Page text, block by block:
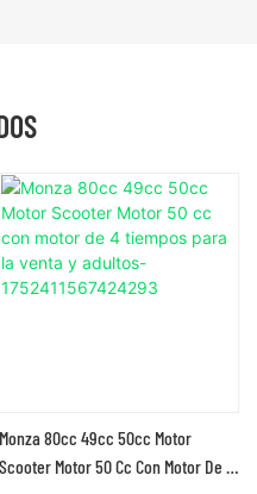
Monza 80cc 49cc 50cc Motor
Scooter Motor 50 Cc Con Motor De 4